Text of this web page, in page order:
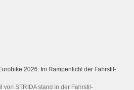
2026: Im Rampenlicht der Fahrstil-
von STRIDA stand in der Fahrstil-